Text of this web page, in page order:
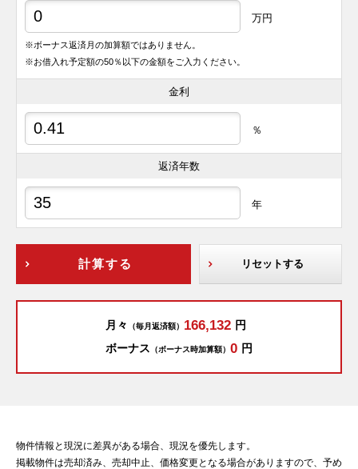
万円
※ボーナス返済月の加算額ではありません。
※お借入れ予定額の50％以下の金額をご入力ください。
金利
％
返済年数
年
計算する リセットする
月々 （毎月返済額） 166,132 円
ボーナス （ボーナス時加算額） 0 円
物件情報と現況に差異がある場合、現況を優先します。
掲載物件は売却済み、売却中止、価格変更となる場合がありますので、予め